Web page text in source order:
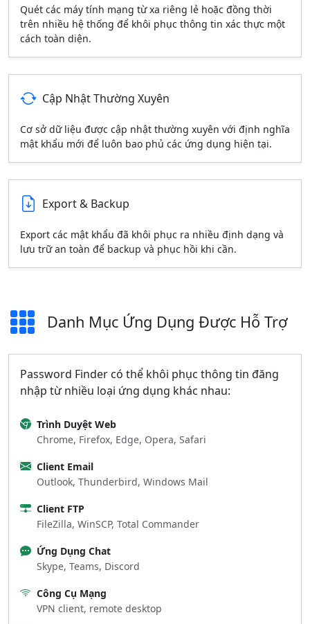
Quét các máy tính mạng từ xa riêng lẻ hoặc đồng thời
trên nhiều hệ thống để khôi phục thông tin xác thực một
cách toàn diện.
Cập Nhật Thường Xuyên
Cơ sở dữ liệu được cập nhật thường xuyên với định nghĩa
mật khẩu mới để luôn bao phủ các ứng dụng hiện tại.
Export & Backup
Export các mật khẩu đã khôi phục ra nhiều định dạng và
lưu trữ an toàn để backup và phục hồi khi cần.
Danh Mục Ứng Dụng Được Hỗ Trợ
Password Finder có thể khôi phục thông tin đăng
nhập từ nhiều loại ứng dụng khác nhau:
Trình Duyệt Web
Chrome, Firefox, Edge, Opera, Safari
Client Email
Outlook, Thunderbird, Windows Mail
Client FTP
FileZilla, WinSCP, Total Commander
Ứng Dụng Chat
Skype, Teams, Discord
Công Cụ Mạng
VPN client, remote desktop